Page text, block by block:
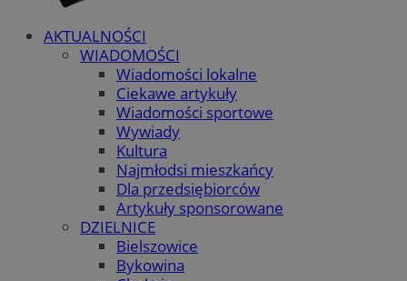
AKTUALNOŚCI
WIADOMOŚCI
Wiadomości lokalne
Ciekawe artykuły
Wiadomości sportowe
Wywiady
Kultura
Najmłodsi mieszkańcy
Dla przedsiębiorców
Artykuły sponsorowane
DZIELNICE
Bielszowice
Bykowina